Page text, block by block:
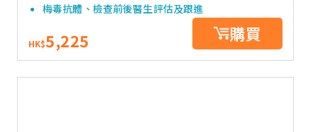
梅毒抗體、檢查前後醫生評估及跟進
HK$5,225 購買